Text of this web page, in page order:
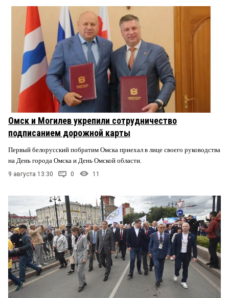
Омск и Могилев укрепили сотрудничество
подписанием дорожной карты
Первый белорусский побратим Омска приехал в лице своего руководства
на День города Омска и День Омской области.
9 августа 13:30 0 11